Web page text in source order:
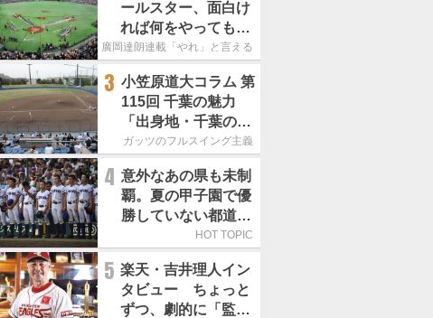
ールスター、面白け
れば何をやってもい
いという発想は大間
廣岡達朗連載「やれ」と言える信念
3 小笠原道大コラム 第
115回 千葉の魅力
「出身地・千葉の話
の続き。昔から野球
す」
ガッツのフルスイング主義
4 意外なあの県も未制
覇。夏の甲子園で優
勝していない都道府
HOT TOPIC
5 楽天・吉井理人イン
タビュー ちょっと
ずつ、劇的に「監督